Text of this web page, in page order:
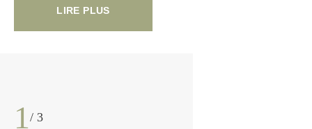
LIRE PLUS
1/ 3